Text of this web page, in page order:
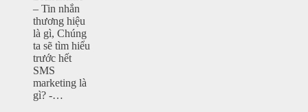
– Tin nhắn
thương hiệu
là gì, Chúng
ta sẽ tìm hiểu
trước hết
SMS
marketing là
gì? -…